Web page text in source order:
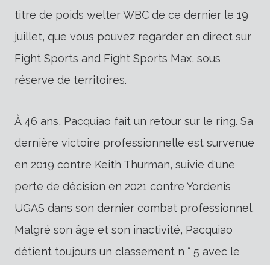
titre de poids welter WBC de ce dernier le 19
juillet, que vous pouvez regarder en direct sur
Fight Sports and Fight Sports Max, sous
réserve de territoires.
À 46 ans, Pacquiao fait un retour sur le ring. Sa
dernière victoire professionnelle est survenue
en 2019 contre Keith Thurman, suivie d'une
perte de décision en 2021 contre Yordenis
UGAS dans son dernier combat professionnel.
Malgré son âge et son inactivité, Pacquiao
détient toujours un classement n ° 5 avec le